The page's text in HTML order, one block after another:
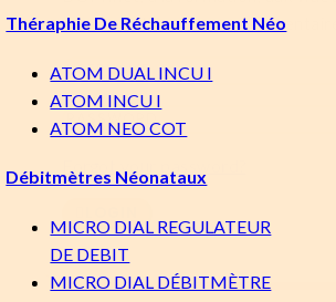
Théraphie De Réchauffement Néo
ATOM DUAL INCU I
ATOM INCU I
ATOM NEO COT
Débitmètres Néonataux
MICRO DIAL REGULATEUR
DE DEBIT
MICRO DIAL DÉBITMÈTRE
contenu utilisateur supplémentaire.